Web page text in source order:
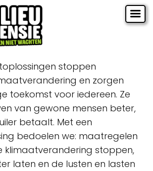
stoppen
en zorgen
toekomst voor iedereen. Ze
van gewone mensen beter,
betaalt. Met een
bedoelen we: maatregelen
klimaatverandering stoppen,
laten en de lusten en lasten